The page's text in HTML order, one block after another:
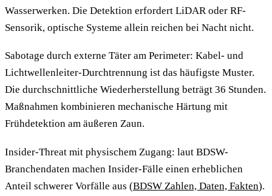
Wasserwerken. Die Detektion erfordert LiDAR oder RF-
Sensorik, optische Systeme allein reichen bei Nacht nicht.
Sabotage durch externe Täter am Perimeter: Kabel- und
Lichtwellenleiter-Durchtrennung ist das häufigste Muster.
Die durchschnittliche Wiederherstellung beträgt 36 Stunden.
Maßnahmen kombinieren mechanische Härtung mit
Frühdetektion am äußeren Zaun.
Insider-Threat mit physischem Zugang: laut BDSW-
Branchendaten machen Insider-Fälle einen erheblichen
Anteil schwerer Vorfälle aus (BDSW Zahlen, Daten, Fakten).